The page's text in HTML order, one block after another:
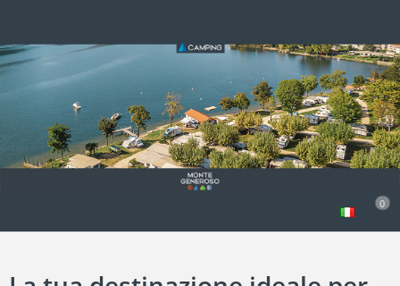
0